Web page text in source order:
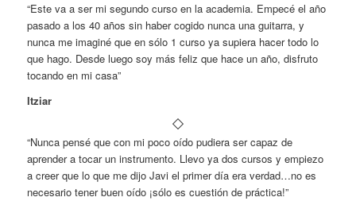
“Este va a ser mi segundo curso en la academia. Empecé el año
pasado a los 40 años sin haber cogido nunca una guitarra, y
nunca me imaginé que en sólo 1 curso ya supiera hacer todo lo
que hago. Desde luego soy más feliz que hace un año, disfruto
tocando en mi casa”
Itziar
“Nunca pensé que con mi poco oído pudiera ser capaz de
aprender a tocar un instrumento. Llevo ya dos cursos y empiezo
a creer que lo que me dijo Javi el primer día era verdad…no es
necesario tener buen oído ¡sólo es cuestión de práctica!”